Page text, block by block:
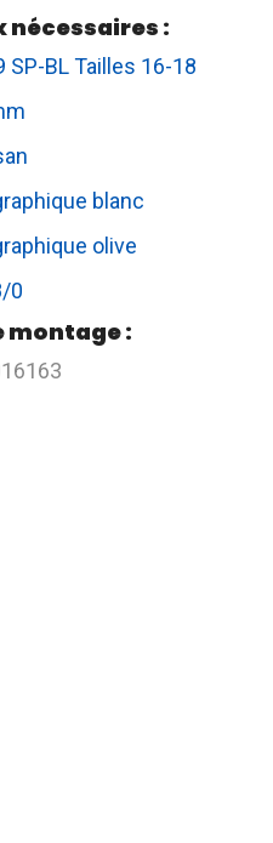
nécessaires :
SP-BL Tailles 16-18
blanc
olive
0
montage :